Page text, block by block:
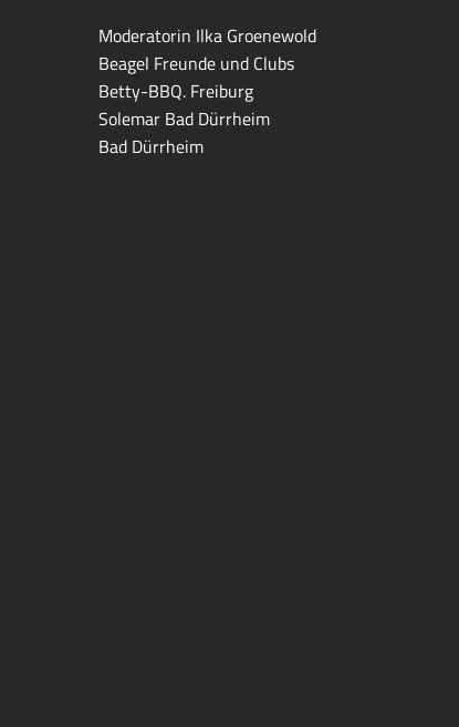
Moderatorin Ilka Groenewold
Beagel Freunde und Clubs
Betty-BBQ. Freiburg
Solemar Bad Dürrheim
Bad Dürrheim